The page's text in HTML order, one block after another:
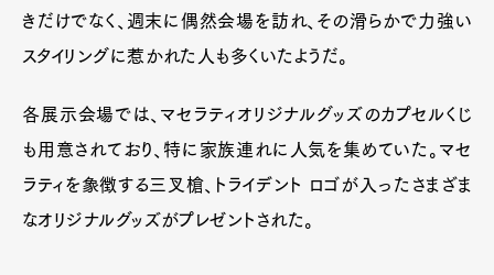
きだけでなく、週末に偶然会場を訪れ、その滑らかで力強い
スタイリングに惹かれた人も多くいたようだ。
各展示会場では、マセラティオリジナルグッズのカプセルくじ
も用意されており、特に家族連れに人気を集めていた。マセ
ラティを象徴する三叉槍、トライデント ロゴが入ったさまざま
なオリジナルグッズがプレゼントされた。